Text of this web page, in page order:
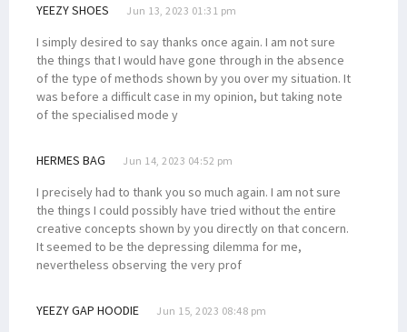
YEEZY SHOES Jun 13, 2023 01:31 pm
I simply desired to say thanks once again. I am not sure
the things that I would have gone through in the absence
of the type of methods shown by you over my situation. It
was before a difficult case in my opinion, but taking note
of the specialised mode y
HERMES BAG Jun 14, 2023 04:52 pm
I precisely had to thank you so much again. I am not sure
the things I could possibly have tried without the entire
creative concepts shown by you directly on that concern.
It seemed to be the depressing dilemma for me,
nevertheless observing the very prof
YEEZY GAP HOODIE Jun 15, 2023 08:48 pm